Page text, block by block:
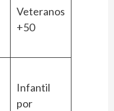
Veteranos
+50
Infantil
por